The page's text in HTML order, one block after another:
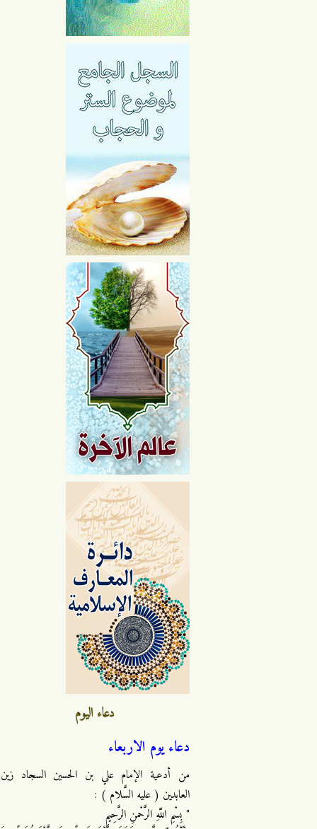
دعاء اليوم
دعاء يوم الاربعاء
من أدعية الإمام علي بن الحسين السجاد زين
العابدين ( عليه السَّلام ) :
" بِسْمِ اللَّهِ الرَّحْمنِ الرَّحِيمِ